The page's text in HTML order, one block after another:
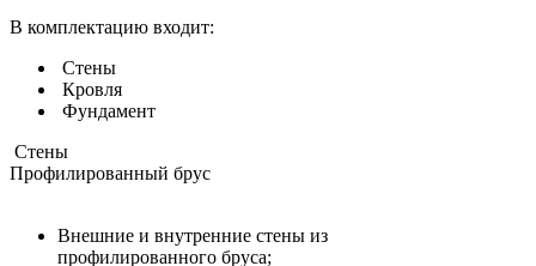
В комплектацию входит:
Стены
Кровля
Фундамент
Стены
Профилированный брус
Внешние и внутренние стены из
профилированного бруса;